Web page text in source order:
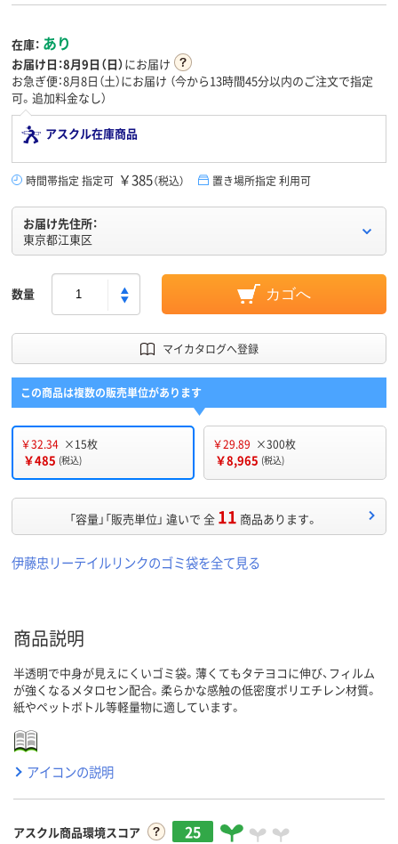
在庫： あり
お届け日：8月9日（日）にお届け
お急ぎ便：8月8日（土）にお届け （今から13時間45分以内のご注文で指定
可。追加料金なし）
アスクル在庫商品
時間帯指定 指定可 ￥385（税込） 置き場所指定 利用可
お届け先住所：
東京都江東区
数量 カゴへ
マイカタログへ登録
この商品は複数の販売単位があります
￥32.34 ×15枚
￥485 (税込)
￥29.89 ×300枚
￥8,965 (税込)
「容量」「販売単位」 違いで 全 11 商品あります。
伊藤忠リーテイルリンクのゴミ袋を全て見る
商品説明
半透明で中身が見えにくいゴミ袋。薄くてもタテヨコに伸び、フィルム
が強くなるメタロセン配合。柔らかな感触の低密度ポリエチレン材質。
紙やペットボトル等軽量物に適しています。
アイコンの説明
アスクル商品環境スコア 25